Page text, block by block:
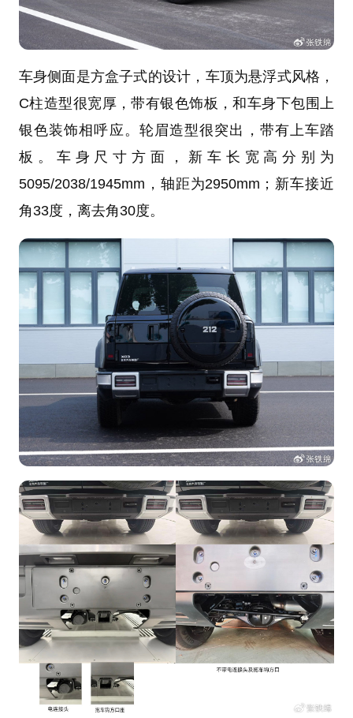
车身侧面是方盒子式的设计，车顶为悬浮式风格，
C柱造型很宽厚，带有银色饰板，和车身下包围上
银色装饰相呼应。轮眉造型很突出，带有上车踏
板。车身尺寸方面，新车长宽高分别为
5095/2038/1945mm，轴距为2950mm；新车接近
角33度，离去角30度。